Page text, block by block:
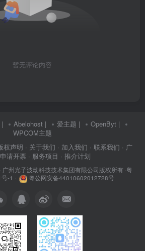
暂无评论内容
| Abelohost | 爱主题 | OpenByt |
WPCOM主题
权声明 · 关于我们 · 加入我们 · 联系我们 · 广
申请开票 · 服务项目 · 推介计划
广州光子波动科技技术集团有限公司版权所有·粤
-1 · 粤公网安备44010602012728号